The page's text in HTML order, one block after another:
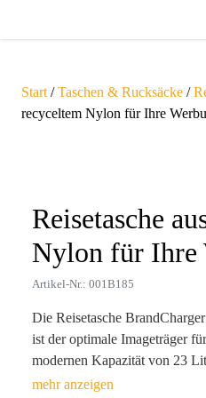
Start /Taschen & Rucksäcke /
recyceltem Nylon für Ihre
Reisetasche
Nylon für Ihre
Artikel-Nr.: 001B185
Die Reisetasche
ist der optimale Imageträger
modernen Kapazität von 23
Funktionalität und